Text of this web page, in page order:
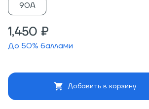
90A
1,450 ₽
До 50% баллами
Добавить в корзину